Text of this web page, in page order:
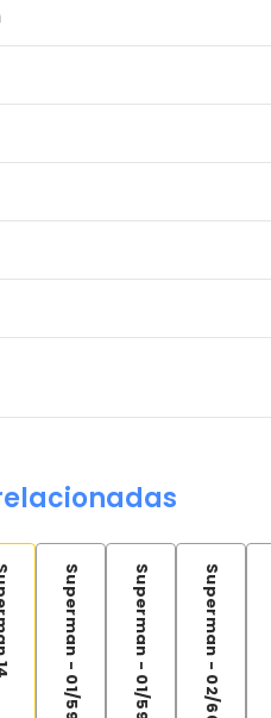
14 Superman - 01/59 Superman - 01/59 Superman - 02/60